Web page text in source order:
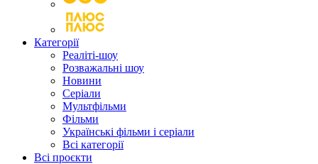
Категорії
Реаліті-шоу
Розважальні шоу
Новини
Серіали
Мультфільми
Фільми
Українські фільми і серіали
Всі категорії
Всі проєкти